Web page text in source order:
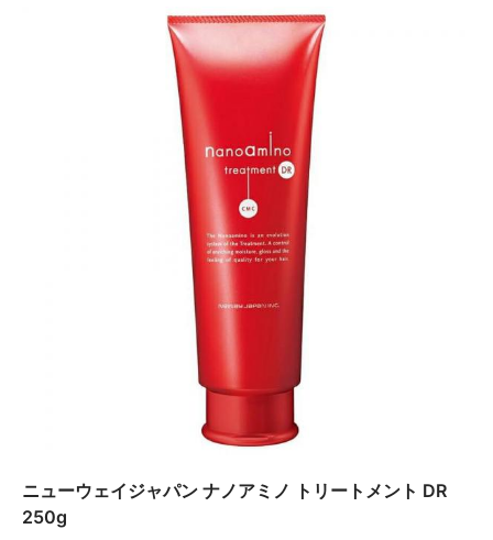
ニューウェイジャパン ナノアミノ トリートメント DR
250g